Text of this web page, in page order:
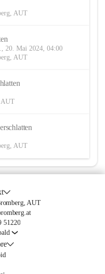
AUT
20. Mai 2024, 04:00
AUT
AUT
AUT
AUT
51220